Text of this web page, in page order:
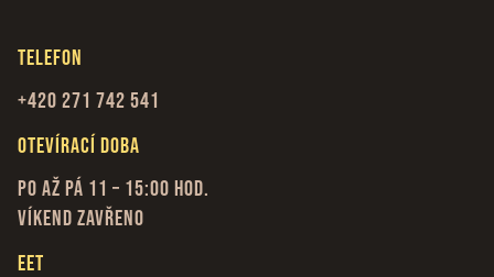
Telefon
+420 271 742 541
Otevírací doba
Po až Pá 11 – 15:00 hod.
Víkend zavřeno
EET